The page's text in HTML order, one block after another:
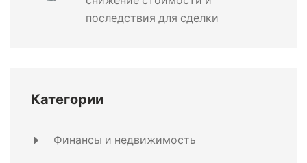
последствия для сделки
Категории
Финансы и недвижимость